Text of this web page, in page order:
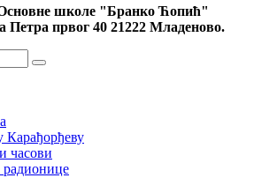
Основне школе "Бранко Ћопић"
првог 40 21222 Младеново.
часови
радионице